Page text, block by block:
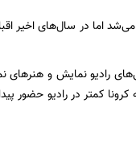
اما در سال‌های اخیر
رادیو نمایش و
کمتر در رادیو حضور